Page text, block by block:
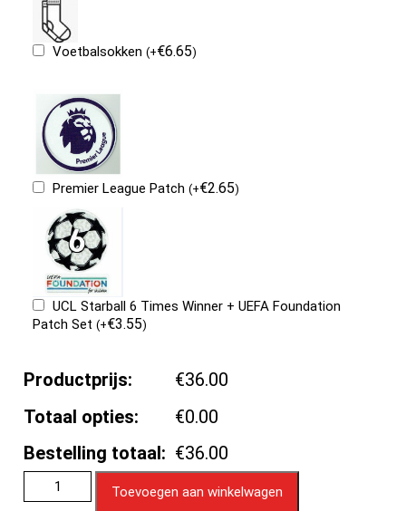
Voetbalsokken(+€6.65)
Premier League Patch(+€2.65)
UCL Starball 6 Times Winner + UEFA Foundation
Patch Set(+€3.55)
Productprijs:
€36.00
Totaal opties:
€0.00
Bestelling totaal: €36.00
Toevoegen aan winkelwagen